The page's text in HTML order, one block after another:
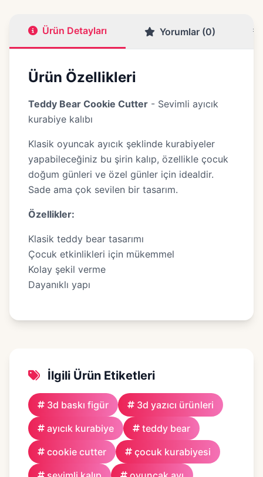
Ürün Detayları Yorumlar (0)
Ürün Özellikleri
Teddy Bear Cookie Cutter - Sevimli ayıcık
kurabiye kalıbı
Klasik oyuncak ayıcık şeklinde kurabiyeler
yapabileceğiniz bu şirin kalıp, özellikle çocuk
doğum günleri ve özel günler için idealdir.
Sade ama çok sevilen bir tasarım.
Özellikler:
Klasik teddy bear tasarımı
Çocuk etkinlikleri için mükemmel
Kolay şekil verme
Dayanıklı yapı
İlgili Ürün Etiketleri
3d baskı figür
3d yazıcı ürünleri
ayıcık kurabiye
teddy bear
cookie cutter
çocuk kurabiyesi